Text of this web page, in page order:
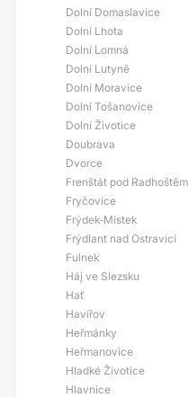
Dolní Domaslavice
Dolní Lhota
Dolní Lomná
Dolní Lutyně
Dolní Moravice
Dolní Tošanovice
Dolní Životice
Doubrava
Dvorce
Frenštát pod Radhoštěm
Fryčovice
Frýdek-Místek
Frýdlant nad Ostravicí
Fulnek
Háj ve Slezsku
Hať
Havířov
Heřmánky
Heřmanovice
Hladké Životice
Hlavnice